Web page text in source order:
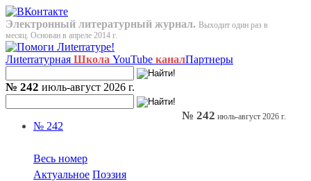
Электронный литературный журнал. Выходит один раз в
месяц. Основан в апреле 2014 г.
Лиterraтурная Школа YouTube каналПартнеры
№ 242 июль-август 2026 г.
№ 242
Весь номер
Актуальное Поэзия
№ 242 июль-август 2026 г.